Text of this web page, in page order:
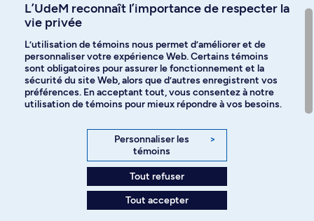
Langues
Facebook Instagram
YouTube
Politique de confidentialité
L’UdeM reconnaît l’importance de respecter la
vie privée
L’utilisation de témoins nous permet d’améliorer et de
personnaliser votre expérience Web. Certains témoins
sont obligatoires pour assurer le fonctionnement et la
sécurité du site Web, alors que d’autres enregistrent vos
préférences. En acceptant tout, vous consentez à notre
utilisation de témoins pour mieux répondre à vos besoins.
Personnaliser les
témoins
>
Tout refuser
Tout accepter